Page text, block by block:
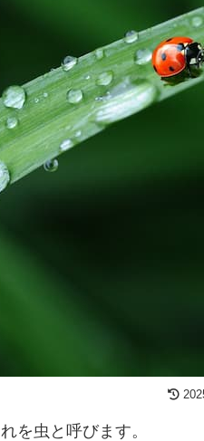
を虫と呼びます。